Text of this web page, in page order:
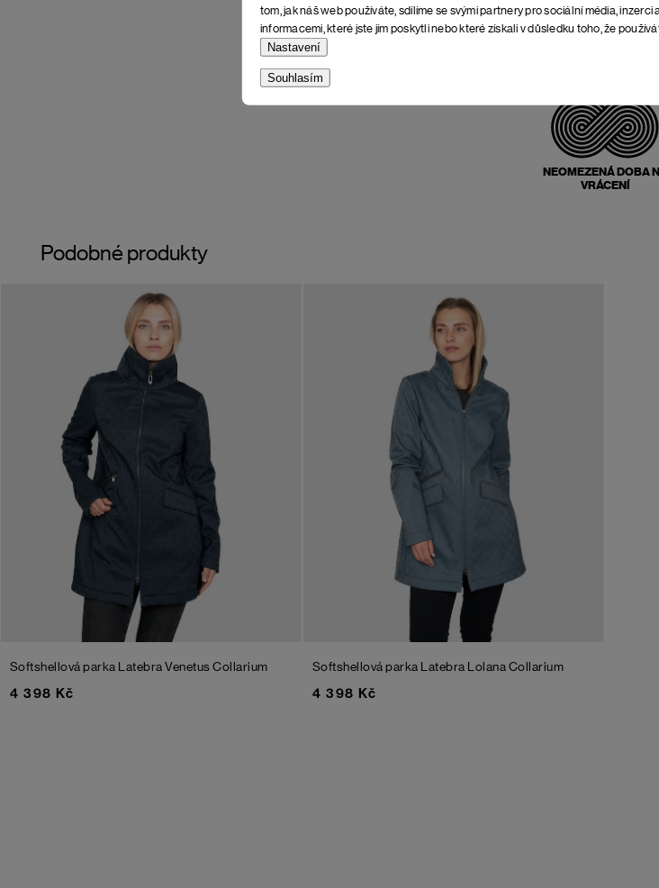
tom, jak náš web používáte, sdílíme se svými partnery pro sociální média,
informacemi, které jste jim poskytli nebo které získali v důsledku toho, že
Nastavení
Souhlasím
NEOMEZENÁ DOBA
VRÁCENÍ
Podobné produkty
Softshellová parka Latebra Venetus Collarium
4 398 Kč
Softshellová parka Latebra Lolana Collarium
4 398 Kč